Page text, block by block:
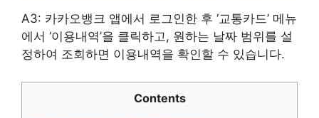
A3: 카카오뱅크 앱에서 로그인한 후 ‘교통카드’ 메뉴
에서 ‘이용내역’을 클릭하고, 원하는 날짜 범위를 설
정하여 조회하면 이용내역을 확인할 수 있습니다.
Contents